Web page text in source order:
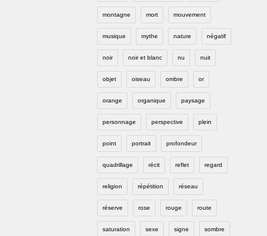
montagne mort mouvement
musique mythe nature négatif
noir noir et blanc nu nuit
objet oiseau ombre or
orange organique paysage
personnage perspective plein
point portrait profondeur
quadrillage récit reflet regard
religion répétition réseau
réserve rose rouge route
saturation sexe signe sombre